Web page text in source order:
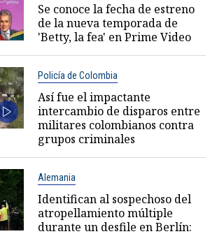
Se conoce la fecha de estreno
de la nueva temporada de
'Betty, la fea' en Prime Video
Policía de Colombia
Así fue el impactante
intercambio de disparos entre
militares colombianos contra
grupos criminales
Alemania
Identifican al sospechoso del
atropellamiento múltiple
durante un desfile en Berlín: